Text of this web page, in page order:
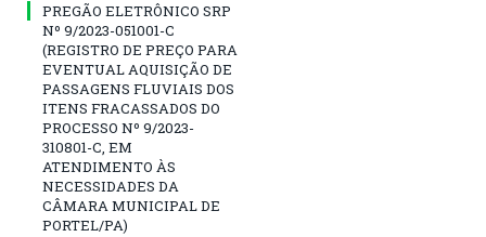
PREGÃO ELETRÔNICO SRP
Nº 9/2023-051001-C
(REGISTRO DE PREÇO PARA
EVENTUAL AQUISIÇÃO DE
PASSAGENS FLUVIAIS DOS
ITENS FRACASSADOS DO
PROCESSO Nº 9/2023-
310801-C, EM
ATENDIMENTO ÀS
NECESSIDADES DA
CÂMARA MUNICIPAL DE
PORTEL/PA)